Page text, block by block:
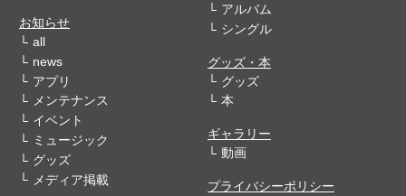
お知らせ
all
news
アプリ
メンテナンス
イベント
ミュージック
グッズ
メディア掲載
アルバム
シングル
グッズ・本
グッズ
本
ギャラリー
動画
プライバシーポリシー